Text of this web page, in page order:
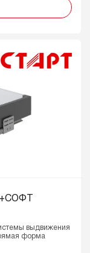
выдвижения
форма